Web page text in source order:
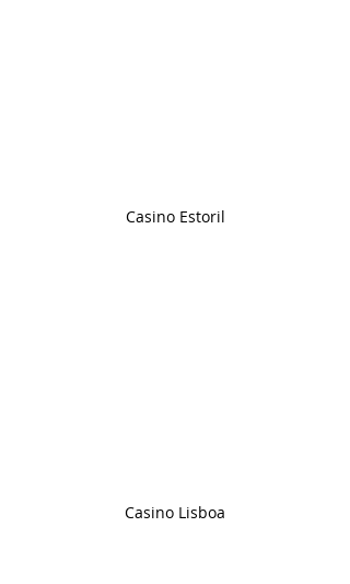
Casino Estoril
Casino Lisboa